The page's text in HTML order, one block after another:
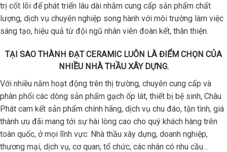
trị cốt lõi để phát triển lâu dài nhằm cung cấp sản phẩm chất
lượng, dịch vụ chuyên nghiệp song hành với môi trường làm việc
sáng tạo, hiệu quả từ đội ngũ nhân viên đoàn kết, thân thiện.
TẠI SAO THÀNH ĐẠT CERAMIC LUÔN LÀ ĐIỂM CHỌN CỦA
NHIỀU NHÀ THẦU XÂY DỰNG.
Với nhiều năm hoạt động trên thị trường, chuyên cung cấp và
phân phối các dòng sản phẩm gạch ốp lát, thiết bị bệ sinh, Châu
Phát cam kết sản phẩm chính hãng, dịch vụ chu đáo, tận tình, giá
thành ưu đãi mang tới sự hài lòng cao cho quý khách hàng trên
toàn quốc, ở mọi lĩnh vực: Nhà thầu xây dựng, doanh nghiệp,
thương mại, dịch vụ, cơ quan, tổ chức, các nhân có nhu cầu…